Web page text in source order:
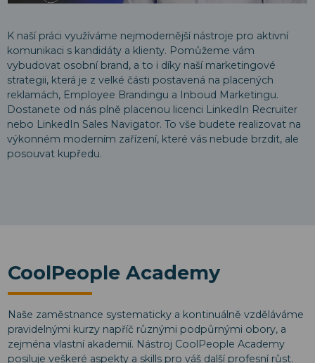
K naší práci využíváme nejmodernější nástroje pro aktivní
komunikaci s kandidáty a klienty. Pomůžeme vám
vybudovat osobní brand, a to i díky naší marketingové
strategii, která je z velké části postavená na placených
reklamách, Employee Brandingu a Inboud Marketingu.
Dostanete od nás plně placenou licenci LinkedIn Recruiter
nebo LinkedIn Sales Navigator. To vše budete realizovat na
výkonném moderním zařízení, které vás nebude brzdit, ale
posouvat kupředu.
CoolPeople Academy
Naše zaměstnance systematicky a kontinuálně vzděláváme
pravidelnými kurzy napříč různými podpůrnými obory, a
zejména vlastní akademií. Nástroj CoolPeople Academy
posiluje veškeré aspekty a skills pro váš další profesní růst.